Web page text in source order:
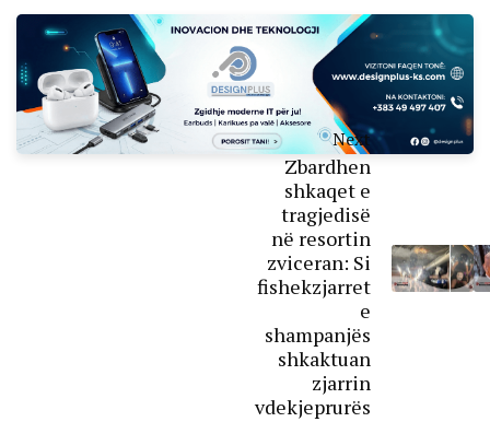
Next
Zbardhen
shkaqet e
tragjedisë
në resortin
zviceran: Si
fishekzjarret
e
shampanjës
shkaktuan
zjarrin
vdekjeprurës